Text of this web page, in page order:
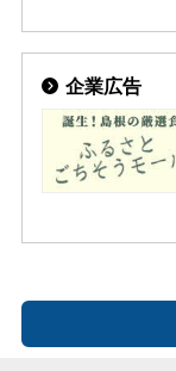
企業広告